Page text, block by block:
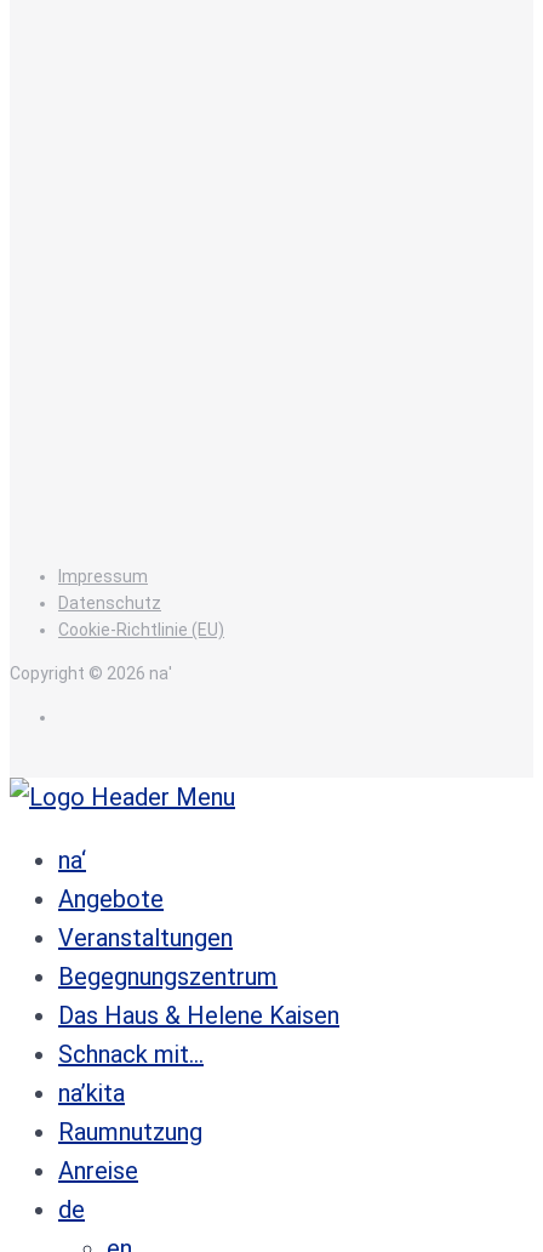
Impressum
Datenschutz
Cookie-Richtlinie (EU)
Copyright © 2026 na'
na‘
Angebote
Veranstaltungen
Begegnungszentrum
Das Haus & Helene Kaisen
Schnack mit…
na’kita
Raumnutzung
Anreise
de